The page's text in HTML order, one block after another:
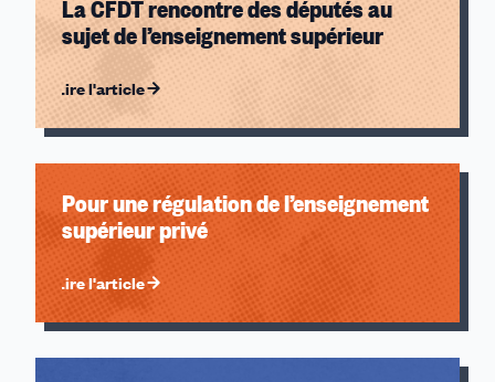
La CFDT rencontre des députés au
sujet de l’enseignement supérieur
Lire l'article
Pour une régulation de l’enseignement
supérieur privé
Lire l'article